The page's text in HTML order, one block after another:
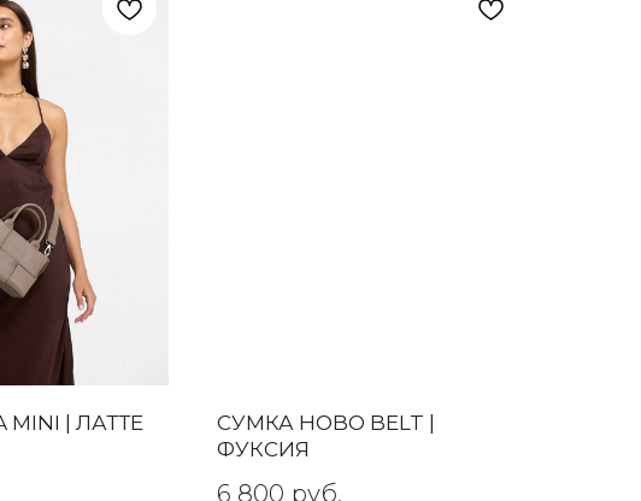
MINI | ЛАТТЕ
СУМКА HOBO BELT |
ФУКСИЯ
6 800 руб.